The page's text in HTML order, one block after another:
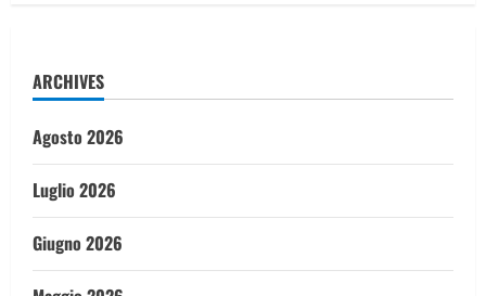
ARCHIVES
Agosto 2026
Luglio 2026
Giugno 2026